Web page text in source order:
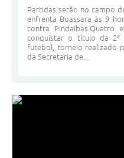
Partidas serão no campo
enfrenta Boassara às 9
contra Pindaíbas.Quatro
conquistar o título da 2ª
futebol, torneio realizado
da Secretaria de...